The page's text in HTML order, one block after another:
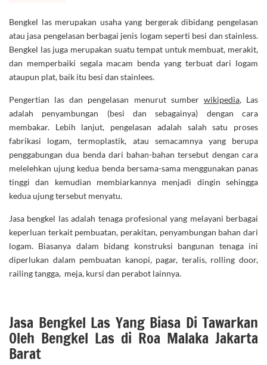
Bengkel las merupakan usaha yang bergerak dibidang pengelasan
atau jasa pengelasan berbagai jenis logam seperti besi dan stainless.
Bengkel las juga merupakan suatu tempat untuk membuat, merakit,
dan memperbaiki segala macam benda yang terbuat dari logam
ataupun plat, baik itu besi dan stainlees.
Pengertian las dan pengelasan menurut sumber wikipedia, Las
adalah penyambungan (besi dan sebagainya) dengan cara
membakar. Lebih lanjut, pengelasan adalah salah satu proses
fabrikasi logam, termoplastik, atau semacamnya yang berupa
penggabungan dua benda dari bahan-bahan tersebut dengan cara
melelehkan ujung kedua benda bersama-sama menggunakan panas
tinggi dan kemudian membiarkannya menjadi dingin sehingga
kedua ujung tersebut menyatu.
Jasa bengkel las adalah tenaga profesional yang melayani berbagai
keperluan terkait pembuatan, perakitan, penyambungan bahan dari
logam. Biasanya dalam bidang konstruksi bangunan tenaga ini
diperlukan dalam pembuatan kanopi, pagar, teralis, rolling door,
railing tangga, meja, kursi dan perabot lainnya.
Jasa Bengkel Las Yang Biasa Di Tawarkan
Oleh Bengkel Las di Roa Malaka Jakarta
Barat